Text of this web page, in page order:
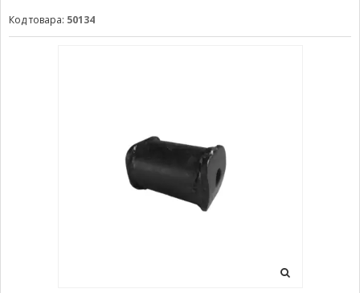
Код товара: 50134